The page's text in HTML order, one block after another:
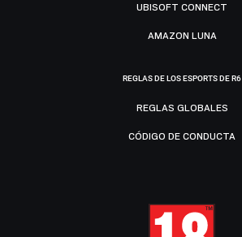
UBISOFT CONNECT
AMAZON LUNA
REGLAS DE LOS ESPORTS DE R6
REGLAS GLOBALES
CÓDIGO DE CONDUCTA